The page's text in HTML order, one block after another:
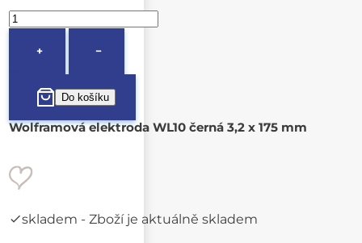
+ −
Wolframová elektroda WL10 černá 3,2 x 175 mm
skladem - Zboží je aktuálně skladem